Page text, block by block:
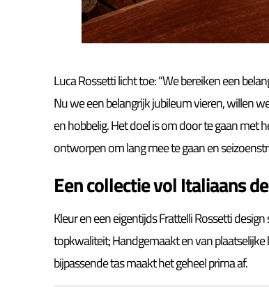
Luca Rossetti licht toe: “We bereiken een
Nu we een belangrijk jubileum vieren, willen
en hobbelig. Het doel is om door te gaan met
ontworpen om lang mee te gaan en
Een collectie vol Italiaans
Kleur en een eigentijds Frattelli Rossetti
topkwaliteit; Handgemaakt en van
bijpassende tas maakt het geheel prima af.